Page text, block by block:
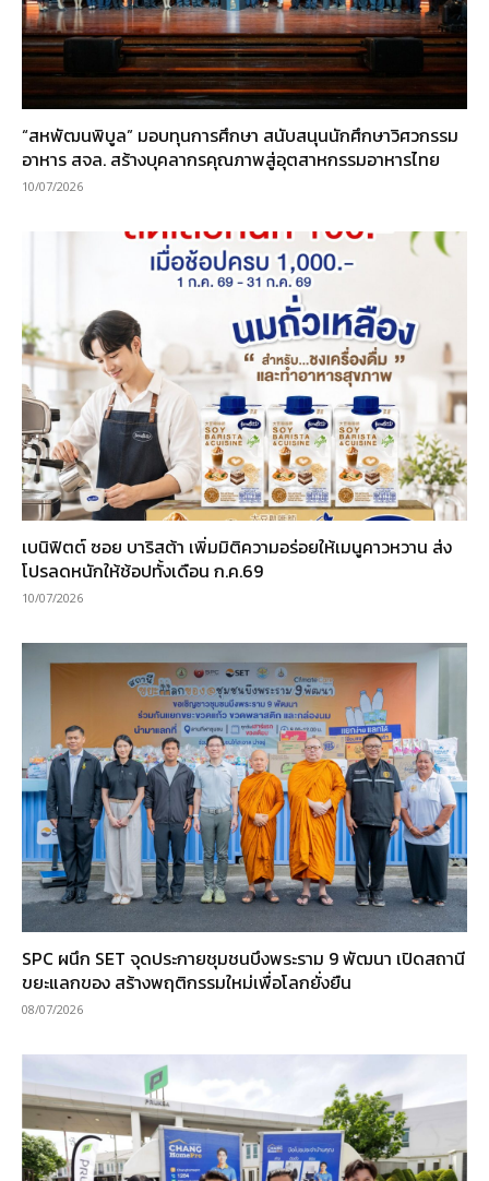
“สหพัฒนพิบูล” มอบทุนการศึกษา สนับสนุนนักศึกษาวิศวกรรม
อาหาร สจล. สร้างบุคลากรคุณภาพสู่อุตสาหกรรมอาหารไทย
10/07/2026
เบนิฟิตต์ ซอย บาริสต้า เพิ่มมิติความอร่อยให้เมนูคาวหวาน ส่ง
โปรลดหนักให้ช้อปทั้งเดือน ก.ค.69
10/07/2026
SPC ผนึก SET จุดประกายชุมชนบึงพระราม 9 พัฒนา เปิดสถานี
ขยะแลกของ สร้างพฤติกรรมใหม่เพื่อโลกยั่งยืน
08/07/2026